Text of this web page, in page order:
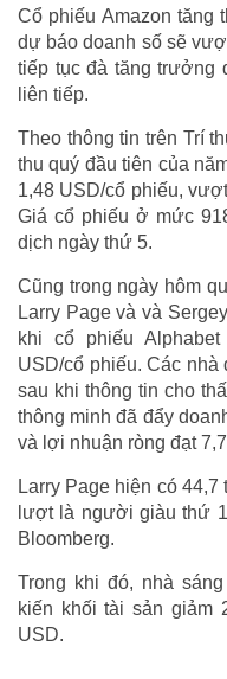
Cổ phiếu Amazon tăng
dự báo doanh số sẽ
tiếp tục đà tăng trưởng
liên tiếp.
Theo thông tin trên Trí
thu quý đầu tiên của
1,48 USD/cổ phiếu,
Giá cổ phiếu ở mức
dịch ngày thứ 5.
Cũng trong ngày hôm
Larry Page và và
khi cổ phiếu
USD/cổ phiếu. Các
sau khi thông tin cho
thông minh đã đẩy
và lợi nhuận ròng đạt
Larry Page hiện có
lượt là người giàu thứ
Bloomberg.
Trong khi đó, nhà
kiến khối tài sản giảm
USD.